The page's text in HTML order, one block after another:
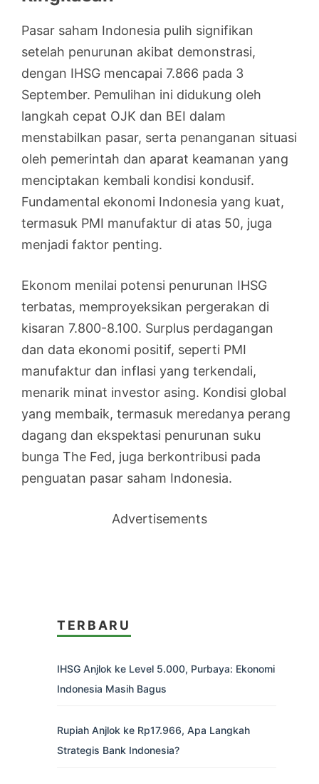
Pasar saham Indonesia pulih signifikan
setelah penurunan akibat demonstrasi,
dengan IHSG mencapai 7.866 pada 3
September. Pemulihan ini didukung oleh
langkah cepat OJK dan BEI dalam
menstabilkan pasar, serta penanganan situasi
oleh pemerintah dan aparat keamanan yang
menciptakan kembali kondisi kondusif.
Fundamental ekonomi Indonesia yang kuat,
termasuk PMI manufaktur di atas 50, juga
menjadi faktor penting.
Ekonom menilai potensi penurunan IHSG
terbatas, memproyeksikan pergerakan di
kisaran 7.800-8.100. Surplus perdagangan
dan data ekonomi positif, seperti PMI
manufaktur dan inflasi yang terkendali,
menarik minat investor asing. Kondisi global
yang membaik, termasuk meredanya perang
dagang dan ekspektasi penurunan suku
bunga The Fed, juga berkontribusi pada
penguatan pasar saham Indonesia.
Advertisements
TERBARU
IHSG Anjlok ke Level 5.000, Purbaya: Ekonomi
Indonesia Masih Bagus
Rupiah Anjlok ke Rp17.966, Apa Langkah
Strategis Bank Indonesia?